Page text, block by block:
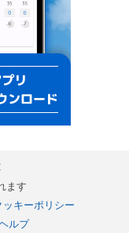
ます
ッキーポリシー
ルプ